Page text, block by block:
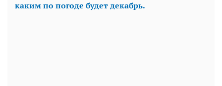
каким по погоде будет декабрь.